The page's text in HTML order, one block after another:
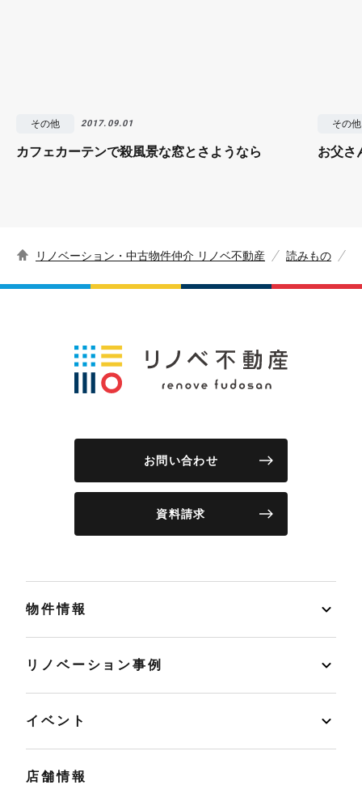
その他 2017.09.01
カフェカーテンで殺風景な窓とさようなら
その他
お父さ
リノベーション・中古物件仲介 リノベ不動産 読みもの
お問い合わせ
資料請求
物件情報
リノベーション事例
イベント
店舗情報